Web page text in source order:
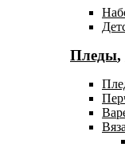
Пледы,